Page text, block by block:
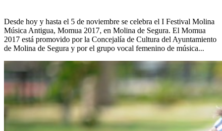
Desde hoy y hasta el 5 de noviembre se celebra el I Festival Molina
Música Antigua, Momua 2017, en Molina de Segura. El Momua
2017 está promovido por la Concejalía de Cultura del Ayuntamiento
de Molina de Segura y por el grupo vocal femenino de música...